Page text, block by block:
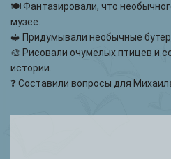
🍽 Фантазировали, что
музее.
🥪 Придумывали необычные
🎨 Рисовали очумелых птицев и
истории.
❓ Составили вопросы для